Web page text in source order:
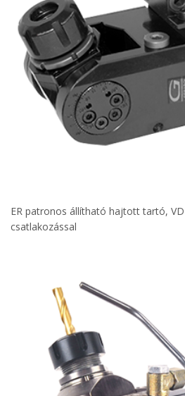
ER patronos állítható hajtott tartó,
csatlakozással